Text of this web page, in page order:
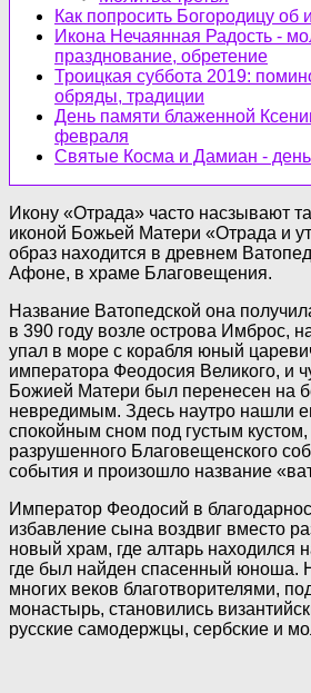
Как попросить Богородицу об
Икона Нечаянная Радость -
празднование, обретение
Троицкая суббота 2019:
обряды, традиции
День памяти блаженной
февраля
Святые Косма и Дамиан -
Икону «Отрада» часто насзывают
иконой Божьей Матери «Отрада и
образ находится в древнем
Афоне, в храме Благовещения.
Название Ватопедской она
в 390 году возле острова Имброс,
упал в море с корабля юный
императора Феодосия Великого, и
Божией Матери был перенесен на
невредимым. Здесь наутро нашли
спокойным сном под густым кустом,
разрушенного Благовещенского
события и произошло название
Император Феодосий в
избавление сына воздвиг вместо
новый храм, где алтарь находился
где был найден спасенный юноша.
многих веков благотворителями,
монастырь, становились
русские самодержцы, сербские и